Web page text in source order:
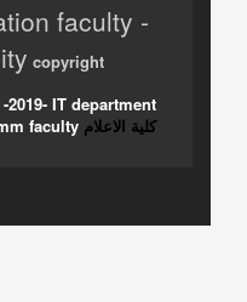
faculty -
copyright
2019- IT department
faculty كلية الاعلام